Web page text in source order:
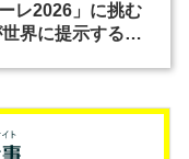
レ2026」に挑む
界に提示する美